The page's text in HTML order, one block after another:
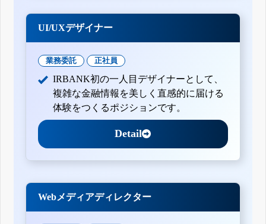
UI/UXデザイナー
業務委託 正社員
IRBANK初の一人目デザイナーとして、
複雑な金融情報を美しく直感的に届ける
体験をつくるポジションです。
Detail
Webメディアディレクター